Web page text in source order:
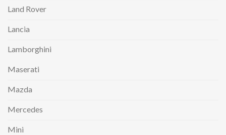
Land Rover
Lancia
Lamborghini
Maserati
Mazda
Mercedes
Mini